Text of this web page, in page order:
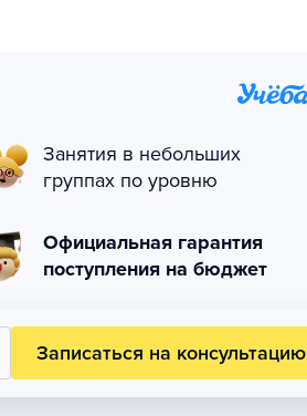
Занятия в небольших
группах по уровню
Официальная гарантия
поступления на бюджет
Записаться на консультацию